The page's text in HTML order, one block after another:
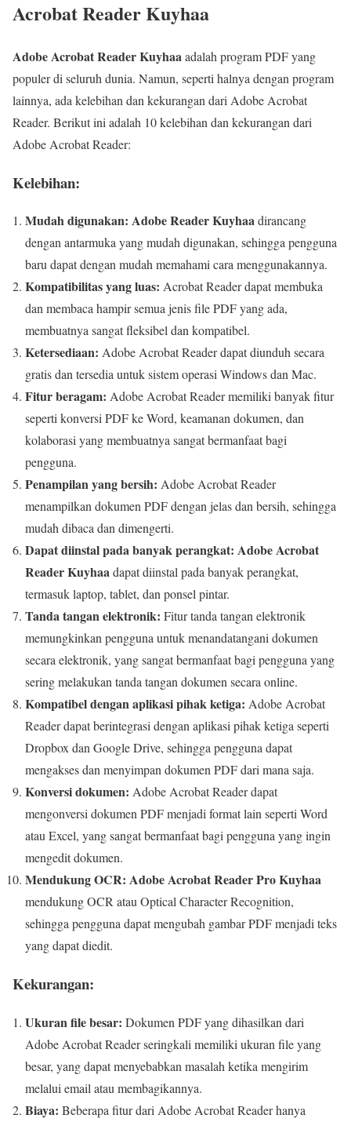
Acrobat Reader Kuyhaa
Adobe Acrobat Reader Kuyhaaadalah program PDF yang
populer di seluruh dunia. Namun, seperti halnya dengan program
lainnya, ada kelebihan dan kekurangan dari Adobe Acrobat
Reader. Berikut ini adalah 10 kelebihan dan kekurangan dari
Adobe Acrobat Reader:
Kelebihan:
Mudah digunakan: Adobe Reader Kuyhaadirancang
dengan antarmuka yang mudah digunakan, sehingga pengguna
baru dapat dengan mudah memahami cara menggunakannya.
Kompatibilitas yang luas: Acrobat Reader dapat membuka
dan membaca hampir semua jenis file PDF yang ada,
membuatnya sangat fleksibel dan kompatibel.
Ketersediaan: Adobe Acrobat Reader dapat diunduh secara
gratis dan tersedia untuk sistem operasi Windows dan Mac.
Fitur beragam: Adobe Acrobat Reader memiliki banyak fitur
seperti konversi PDF ke Word, keamanan dokumen, dan
kolaborasi yang membuatnya sangat bermanfaat bagi
pengguna.
Penampilan yang bersih: Adobe Acrobat Reader
menampilkan dokumen PDF dengan jelas dan bersih, sehingga
mudah dibaca dan dimengerti.
Dapat diinstal pada banyak perangkat: Adobe Acrobat
Reader Kuyhaadapat diinstal pada banyak perangkat,
termasuk laptop, tablet, dan ponsel pintar.
Tanda tangan elektronik: Fitur tanda tangan elektronik
memungkinkan pengguna untuk menandatangani dokumen
secara elektronik, yang sangat bermanfaat bagi pengguna yang
sering melakukan tanda tangan dokumen secara online.
Kompatibel dengan aplikasi pihak ketiga: Adobe Acrobat
Reader dapat berintegrasi dengan aplikasi pihak ketiga seperti
Dropbox dan Google Drive, sehingga pengguna dapat
mengakses dan menyimpan dokumen PDF dari mana saja.
Konversi dokumen: Adobe Acrobat Reader dapat
mengonversi dokumen PDF menjadi format lain seperti Word
atau Excel, yang sangat bermanfaat bagi pengguna yang ingin
mengedit dokumen.
Mendukung OCR: Adobe Acrobat Reader Pro Kuyhaa
mendukung OCR atau Optical Character Recognition,
sehingga pengguna dapat mengubah gambar PDF menjadi teks
yang dapat diedit.
Kekurangan:
Ukuran file besar: Dokumen PDF yang dihasilkan dari
Adobe Acrobat Reader seringkali memiliki ukuran file yang
besar, yang dapat menyebabkan masalah ketika mengirim
melalui email atau membagikannya.
Biaya: Beberapa fitur dari Adobe Acrobat Reader hanya